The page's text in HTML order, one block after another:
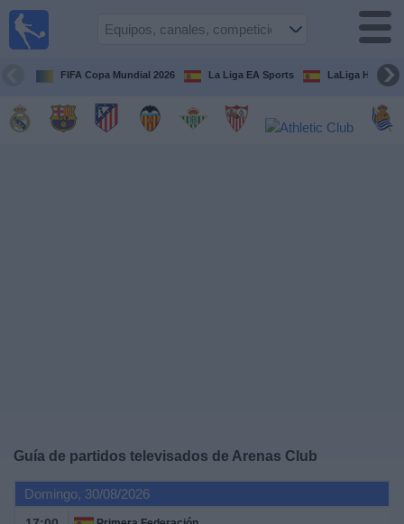
FIFA Copa Mundial 2026 La Liga EA Sports LaLiga
Guía de partidos televisados de Arenas Club
Domingo, 30/08/2026
Guía de
Televisados
Noticias